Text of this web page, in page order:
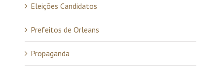
Eleições Candidatos
Prefeitos de Orleans
Propaganda